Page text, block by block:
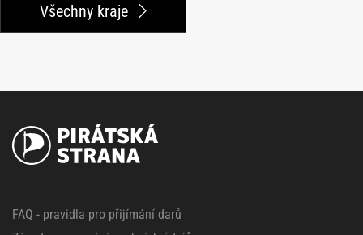
Všechny kraje
FAQ - pravidla pro přijímání darů